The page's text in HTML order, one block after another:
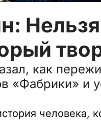
как
«Фабрики» и
человека,